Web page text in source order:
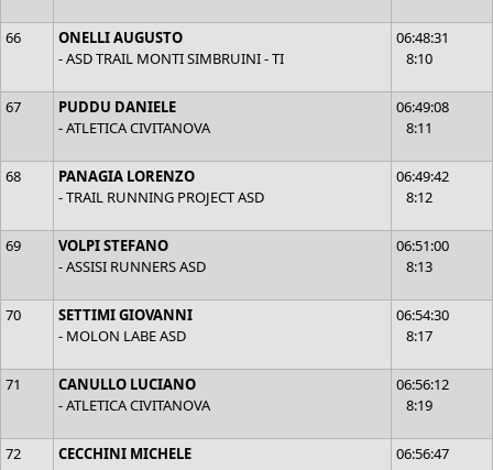
66
ONELLI AUGUSTO
- ASD TRAIL MONTI SIMBRUINI - TI
06:48:31
8:10
67
PUDDU DANIELE
- ATLETICA CIVITANOVA
06:49:08
8:11
68
PANAGIA LORENZO
- TRAIL RUNNING PROJECT ASD
06:49:42
8:12
69
VOLPI STEFANO
- ASSISI RUNNERS ASD
06:51:00
8:13
70
SETTIMI GIOVANNI
- MOLON LABE ASD
06:54:30
8:17
71
CANULLO LUCIANO
- ATLETICA CIVITANOVA
06:56:12
8:19
72
CECCHINI MICHELE
06:56:47